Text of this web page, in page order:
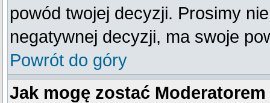
powód twojej decyzji. Prosimy
negatywnej decyzji, ma swoje
Powrót do góry
Jak mogę zostać